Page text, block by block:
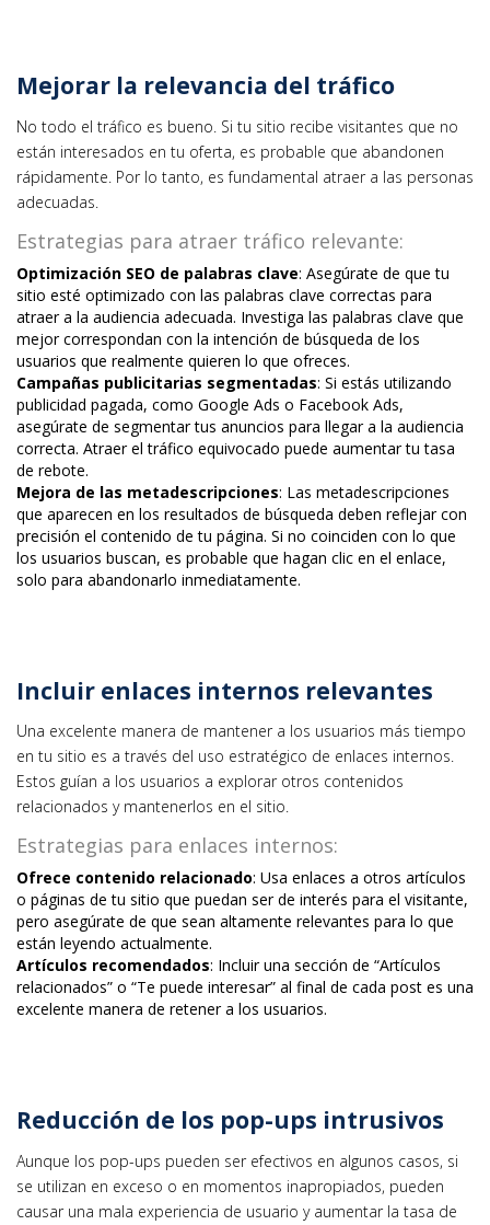
Mejorar la relevancia del tráfico
No todo el tráfico es bueno. Si tu sitio recibe visitantes que no
están interesados en tu oferta, es probable que abandonen
rápidamente. Por lo tanto, es fundamental atraer a las personas
adecuadas.
Estrategias para atraer tráfico relevante:
Optimización SEO de palabras clave: Asegúrate de que tu
sitio esté optimizado con las palabras clave correctas para
atraer a la audiencia adecuada. Investiga las palabras clave que
mejor correspondan con la intención de búsqueda de los
usuarios que realmente quieren lo que ofreces.
Campañas publicitarias segmentadas: Si estás utilizando
publicidad pagada, como Google Ads o Facebook Ads,
asegúrate de segmentar tus anuncios para llegar a la audiencia
correcta. Atraer el tráfico equivocado puede aumentar tu tasa
de rebote.
Mejora de las metadescripciones: Las metadescripciones
que aparecen en los resultados de búsqueda deben reflejar con
precisión el contenido de tu página. Si no coinciden con lo que
los usuarios buscan, es probable que hagan clic en el enlace,
solo para abandonarlo inmediatamente.
Incluir enlaces internos relevantes
Una excelente manera de mantener a los usuarios más tiempo
en tu sitio es a través del uso estratégico de enlaces internos.
Estos guían a los usuarios a explorar otros contenidos
relacionados y mantenerlos en el sitio.
Estrategias para enlaces internos:
Ofrece contenido relacionado: Usa enlaces a otros artículos
o páginas de tu sitio que puedan ser de interés para el visitante,
pero asegúrate de que sean altamente relevantes para lo que
están leyendo actualmente.
Artículos recomendados: Incluir una sección de “Artículos
relacionados” o “Te puede interesar” al final de cada post es una
excelente manera de retener a los usuarios.
Reducción de los pop-ups intrusivos
Aunque los pop-ups pueden ser efectivos en algunos casos, si
se utilizan en exceso o en momentos inapropiados, pueden
causar una mala experiencia de usuario y aumentar la tasa de